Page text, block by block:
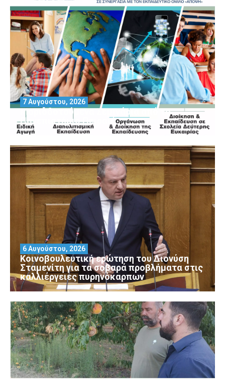
Μοριοδοτούμενα Σεμινάρια από το
Πανεπιστήμιο Πειραιά
7 Αυγούστου, 2026
Κοινοβουλευτική ερώτηση του Διονύση
Σταμενίτη για τα σοβαρά προβλήματα στις
καλλιέργειες πυρηνόκαρπων
6 Αυγούστου, 2026